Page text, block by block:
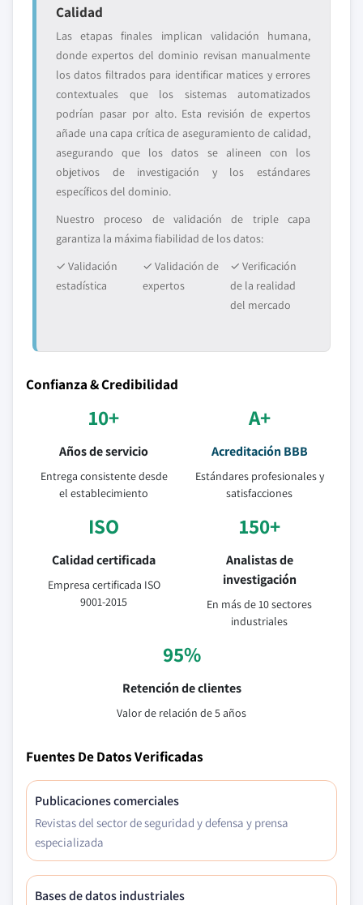
Calidad
Las etapas finales implican validación humana,
donde expertos del dominio revisan manualmente
los datos filtrados para identificar matices y errores
contextuales que los sistemas automatizados
podrían pasar por alto. Esta revisión de expertos
añade una capa crítica de aseguramiento de calidad,
asegurando que los datos se alineen con los
objetivos de investigación y los estándares
específicos del dominio.
Nuestro proceso de validación de triple capa
garantiza la máxima fiabilidad de los datos:
✓ Validación
estadística
✓ Validación de
expertos
✓ Verificación
de la realidad
del mercado
Confianza & Credibilidad
10+
Años de servicio
Entrega consistente desde
el establecimiento
A+
Acreditación BBB
Estándares profesionales y
satisfacciones
ISO
Calidad certificada
Empresa certificada ISO
9001-2015
150+
Analistas de
investigación
En más de 10 sectores
industriales
95%
Retención de clientes
Valor de relación de 5 años
Fuentes De Datos Verificadas
Publicaciones comerciales
Revistas del sector de seguridad y defensa y prensa
especializada
Bases de datos industriales